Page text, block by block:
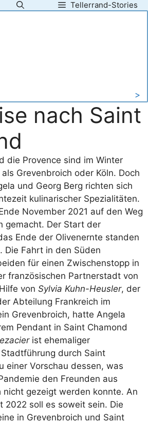
Tellerrand-Stories
>
nach Saint
die Provence sind im Winter
Grevenbroich oder Köln. Doch
und Georg Berg richten sich
kulinarischer Spezialitäten.
November 2021 auf den Weg
gemacht. Der Start der
Ende der Olivenernte standen
Die Fahrt in den Süden
für einen Zwischenstopp in
französischen Partnerstadt von
von Sylvia Kuhn-Heusler, der
Abteilung Frankreich im
Grevenbroich, hatte Angela
Pendant in Saint Chamond
ist ehemaliger
durch Saint
einer Vorschau dessen, was
den Freunden aus
nicht gezeigt werden konnte. An
2022 soll es soweit sein. Die
in Grevenbroich und Saint